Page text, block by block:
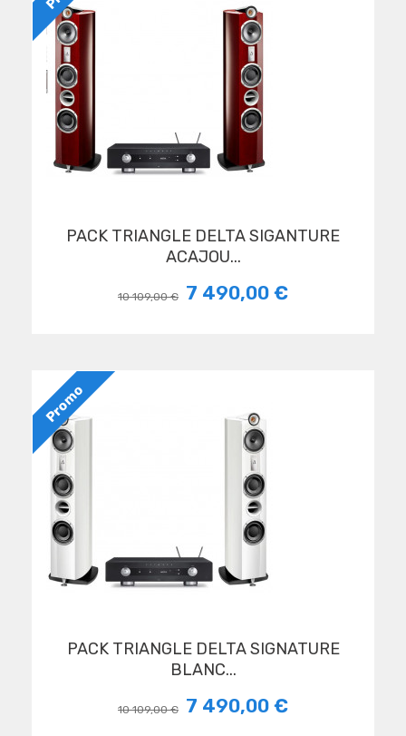
PACK TRIANGLE DELTA SIGANTURE
ACAJOU...
10 109,00 € 7 490,00 €
Promo
PACK TRIANGLE DELTA SIGNATURE
BLANC...
10 109,00 € 7 490,00 €